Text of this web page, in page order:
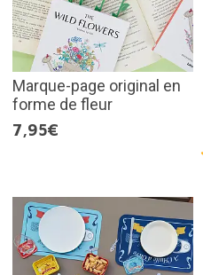
Marque-page original en
forme de fleur
7,95€